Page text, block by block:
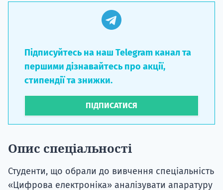
Підписуйтесь на наш Telegram канал та
першими дізнавайтесь про акції,
стипендії та знижки.
ПІДПИСАТИСЯ
Опис спеціальності
Студенти, що обрали до вивчення спеціальність
«Цифрова електроніка» аналізувати апаратуру